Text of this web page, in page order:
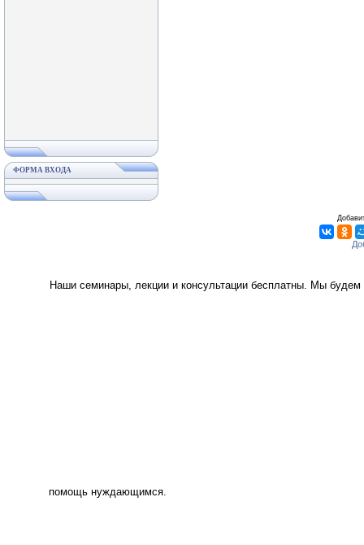
ФОРМА ВХОДА
Наши семинары, лекции и консультации бесплатны. Мы
помощь нуждающимся.